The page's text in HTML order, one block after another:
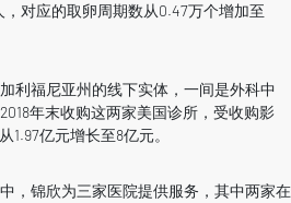
对应的取卵周期数从0.47万个增加至
利福尼亚州的线下实体，一间是外科中
年末收购这两家美国诊所，受收购影
1.97亿元增长至8亿元。
，锦欣为三家医院提供服务，其中两家在